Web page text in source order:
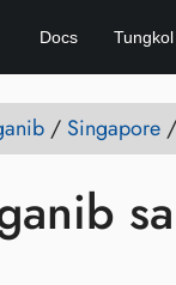
Docs
/ Singapore /